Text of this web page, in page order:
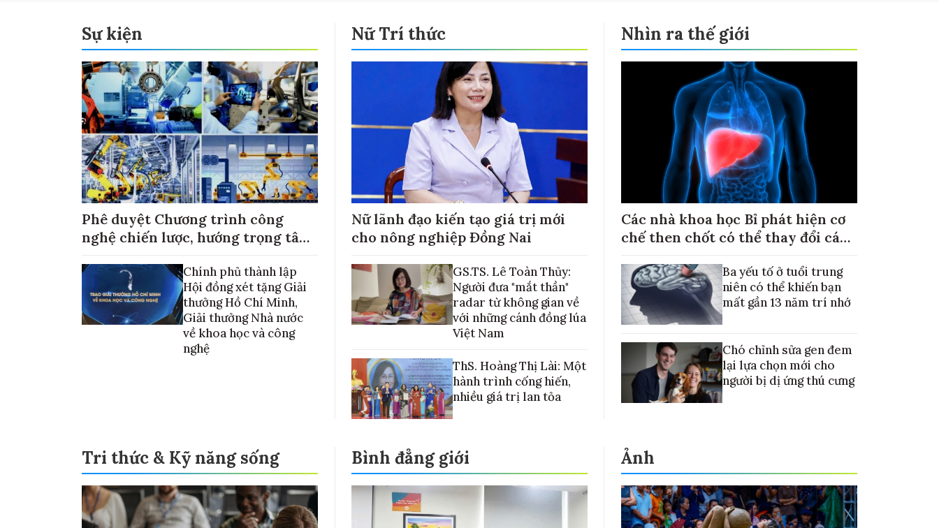
Sự kiện
Phê duyệt Chương trình công
nghệ chiến lược, hướng trọng tâm
Chính phủ thành lập
Hội đồng xét tặng Giải
thưởng Hồ Chí Minh,
Giải thưởng Nhà nước
về khoa học và công
nghệ
Nữ Trí thức
Nữ lãnh đạo kiến tạo giá trị mới
cho nông nghiệp Đồng Nai
GS.TS. Lê Toàn Thủy:
Người đưa "mắt thần"
radar từ không gian về
với những cánh đồng lúa
Việt Nam
ThS. Hoàng Thị Lài: Một
hành trình cống hiến,
nhiều giá trị lan tỏa
Nhìn ra thế giới
Các nhà khoa học Bỉ phát hiện cơ
chế then chốt có thể thay đổi cách
Ba yếu tố ở tuổi trung
niên có thể khiến bạn
mất gần 13 năm trí nhớ
Chó chỉnh sửa gen đem
lại lựa chọn mới cho
người bị dị ứng thú cưng
Tri thức & Kỹ năng sống Bình đẳng giới Ảnh